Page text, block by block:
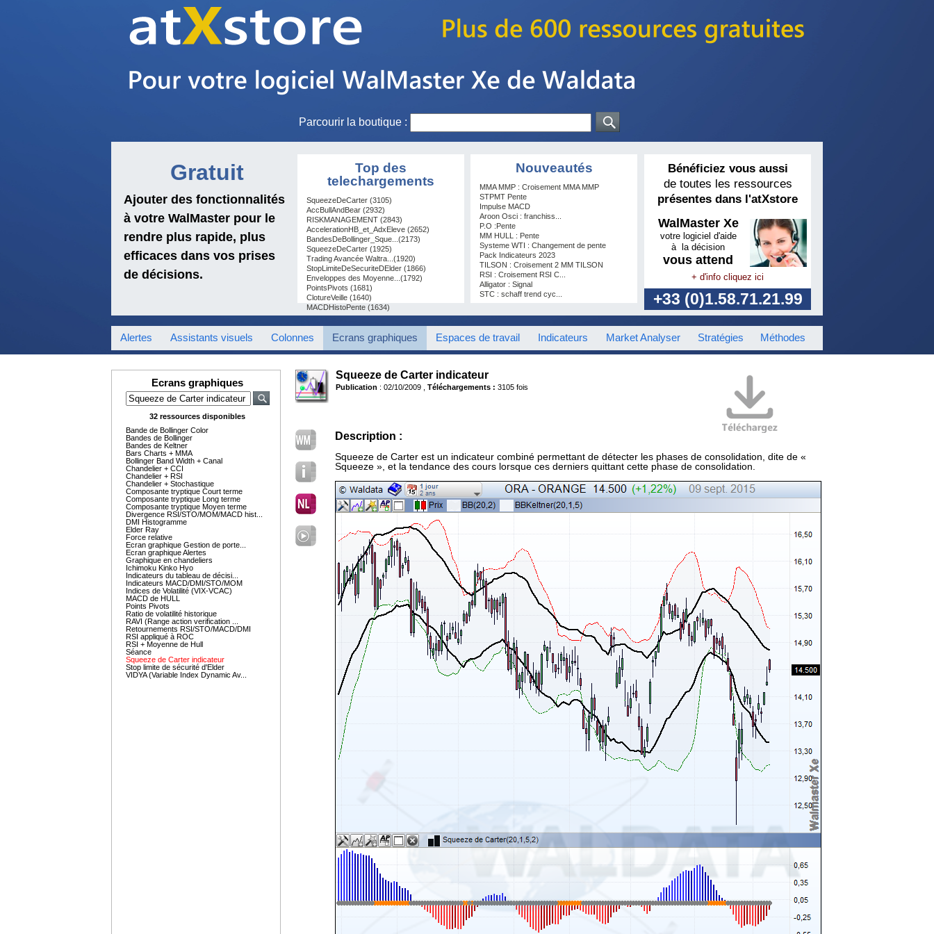
Parcourir la boutique :
Gratuit
Ajouter des fonctionnalités
à votre WalMaster pour le
rendre plus rapide, plus
efficaces dans vos prises
de décisions.
Top des
telechargements
SqueezeDeCarter (3105)
AccBullAndBear (2932)
RISKMANAGEMENT (2843)
AccelerationHB_et_AdxEleve (2652)
BandesDeBollinger_Sque...(2173)
SqueezeDeCarter (1925)
Trading Avancée Waltra...(1920)
StopLimiteDeSecuriteDElder (1866)
Enveloppes des Moyenne...(1792)
PointsPivots (1681)
ClotureVeille (1640)
MACDHistoPente (1634)
Nouveautés
MMA MMP : Croisement MMA MMP
STPMT Pente
Impulse MACD
Aroon Osci : franchiss...
P.O :Pente
MM HULL : Pente
Systeme WTI : Changement de pente
Pack Indicateurs 2023
TILSON : Croisement 2 MM TILSON
RSI : Croisement RSI C...
Alligator : Signal
STC : schaff trend cyc...
Bénéficiez vous aussi
de toutes les ressources
présentes dans l'atXstore
WalMaster Xe
votre logiciel d'aide
à la décision
vous attend
+ d'info cliquez ici
+33 (0)1.58.71.21.99
Alertes Assistants visuels Colonnes Ecrans graphiques Espaces de travail Indicateurs Market Analyser Stratégies Méthodes
Ecrans graphiques
32 ressources disponibles
Bande de Bollinger Color
Bandes de Bollinger
Bandes de Keltner
Bars Charts + MMA
Bollinger Band Width + Canal
Chandelier + CCI
Chandelier + RSI
Chandelier + Stochastique
Composante tryptique Court terme
Composante tryptique Long terme
Composante tryptique Moyen terme
Divergence RSI/STO/MOM/MACD hist...
DMI Histogramme
Elder Ray
Force relative
Ecran graphique Gestion de porte...
Ecran graphique Alertes
Graphique en chandeliers
Ichimoku Kinko Hyo
Indicateurs du tableau de décisi...
Indicateurs MACD/DMI/STO/MOM
Indices de Volatilité (VIX-VCAC)
MACD de HULL
Points Pivots
Ratio de volatilité historique
RAVI (Range action verification ...
Retournements RSI/STO/MACD/DMI
RSI appliqué à ROC
RSI + Moyenne de Hull
Séance
Squeeze de Carter indicateur
Stop limite de sécurité d'Elder
VIDYA (Variable Index Dynamic Av...
Squeeze de Carter indicateur
Publication : 02/10/2009 , Téléchargements : 3105 fois
Description :
Squeeze de Carter est un indicateur combiné permettant de détecter les phases de consolidation, dite de «
Squeeze », et la tendance des cours lorsque ces derniers quittant cette phase de consolidation.